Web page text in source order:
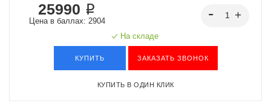
25990 ₽
Цена в баллах: 2904
На складе
КУПИТЬ ЗАКАЗАТЬ ЗВОНОК
КУПИТЬ В ОДИН КЛИК